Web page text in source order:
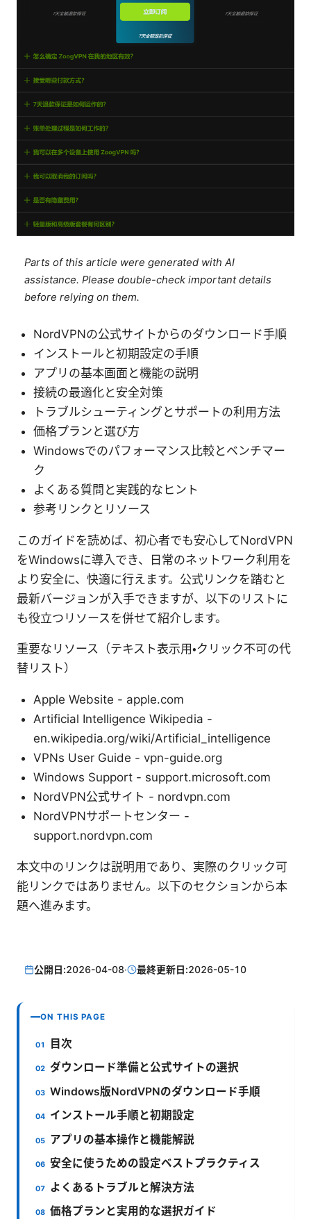
Parts of this article were generated with AI
assistance. Please double-check important details
before relying on them.
NordVPNの公式サイトからのダウンロード手順
インストールと初期設定の手順
アプリの基本画面と機能の説明
接続の最適化と安全対策
トラブルシューティングとサポートの利用方法
価格プランと選び方
Windowsでのパフォーマンス比較とベンチマー
ク
よくある質問と実践的なヒント
参考リンクとリソース
このガイドを読めば、初心者でも安心してNordVPN
をWindowsに導入でき、日常のネットワーク利用を
より安全に、快適に行えます。公式リンクを踏むと
最新バージョンが入手できますが、以下のリストに
も役立つリソースを併せて紹介します。
重要なリソース（テキスト表示用・クリック不可の代
替リスト）
Apple Website - apple.com
Artificial Intelligence Wikipedia -
en.wikipedia.org/wiki/Artificial_intelligence
VPNs User Guide - vpn-guide.org
Windows Support - support.microsoft.com
NordVPN公式サイト - nordvpn.com
NordVPNサポートセンター -
support.nordvpn.com
本文中のリンクは説明用であり、実際のクリック可
能リンクではありません。以下のセクションから本
題へ進みます。
公開日:2026-04-08· 最終更新日:2026-05-10
ON THIS PAGE
目次
ダウンロード準備と公式サイトの選択
Windows版NordVPNのダウンロード手順
インストール手順と初期設定
アプリの基本操作と機能解説
安全に使うための設定ベストプラクティス
よくあるトラブルと解決方法
価格プランと実用的な選択ガイド